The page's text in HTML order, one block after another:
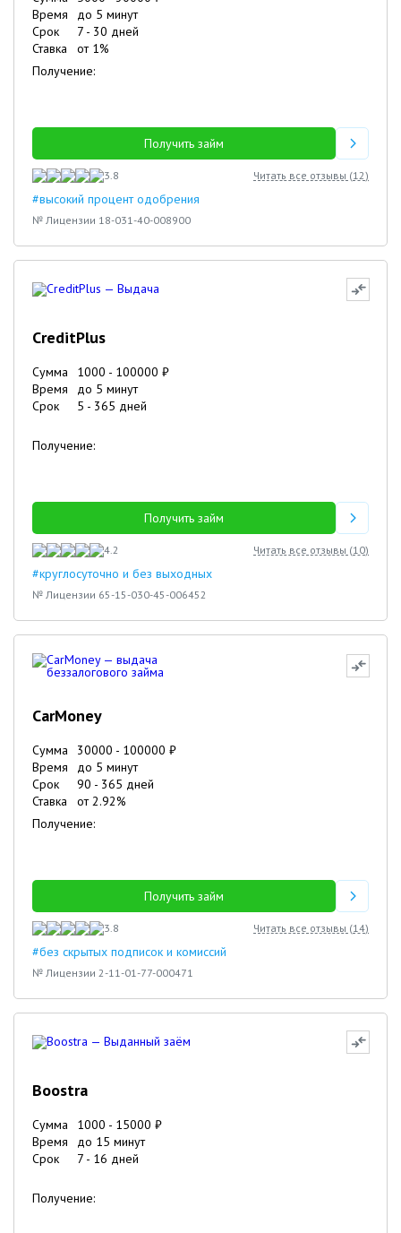
Время
до 5 минут
Срок
7 - 30 дней
Ставка
от 1%
Получение:
Получить займ
3.8 Читать все отзывы (12)
#высокий процент одобрения
№ Лицензии 18-031-40-008900
CreditPlus
Сумма 1000 - 100000 ₽
Время
до 5 минут
Срок
5 - 365 дней
Получение:
Получить займ
4.2 Читать все отзывы (10)
#круглосуточно и без выходных
№ Лицензии 65-15-030-45-006452
CarMoney
Сумма 30000 - 100000 ₽
Время
до 5 минут
Срок
90 - 365 дней
Ставка
от2.92%
Получение:
Получить займ
3.8 Читать все отзывы (14)
#без скрытых подписок и комиссий
№ Лицензии 2-11-01-77-000471
Boostra
Сумма 1000 - 15000 ₽
Время
до 15 минут
Срок
7 - 16 дней
Получение: